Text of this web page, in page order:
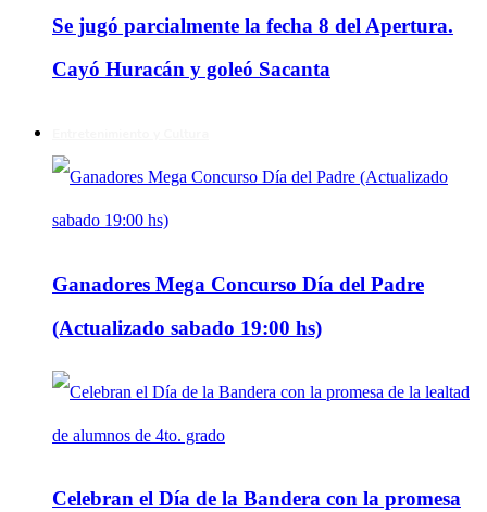
Se jugó parcialmente la fecha 8 del Apertura.
Cayó Huracán y goleó Sacanta
Ganadores Mega Concurso Día del Padre
(Actualizado sabado 19:00 hs)
Celebran el Día de la Bandera con la promesa